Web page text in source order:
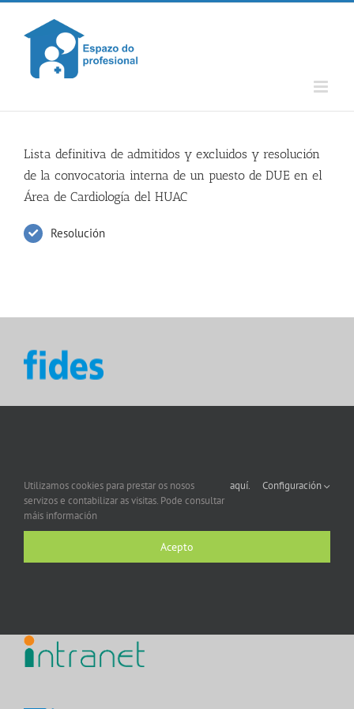
Skip
content
Lista definitiva de admitidos y excluidos y resolución
de la convocatoria interna de un puesto de DUE en el
Área de Cardiología del HUAC
Resolución
Utilizamos cookies para prestar os nosos
servizos e contabilizar as visitas. Pode consultar
máis información
aquí. Configuración
Acepto